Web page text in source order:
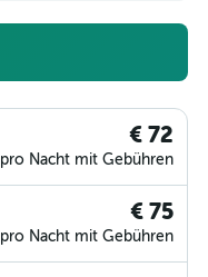
€ 72
pro Nacht mit Gebühren
€ 75
pro Nacht mit Gebühren